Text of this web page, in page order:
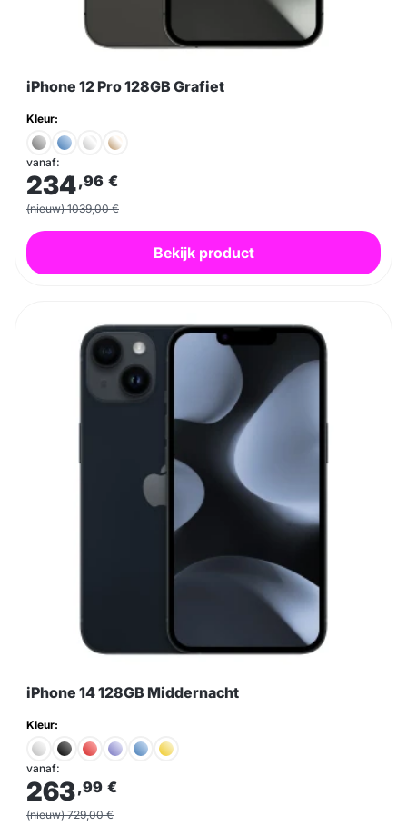
iPhone 12 Pro 128GB Grafiet
Kleur:
vanaf:
234,96 €
(nieuw) 1039,00 €
Bekijk product
iPhone 14 128GB Middernacht
Kleur:
vanaf:
263,99 €
(nieuw) 729,00 €